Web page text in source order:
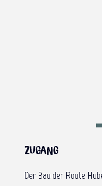
Zugang
Der Bau der Route